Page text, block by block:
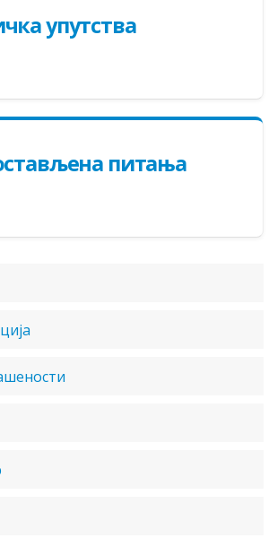
упутства
питања